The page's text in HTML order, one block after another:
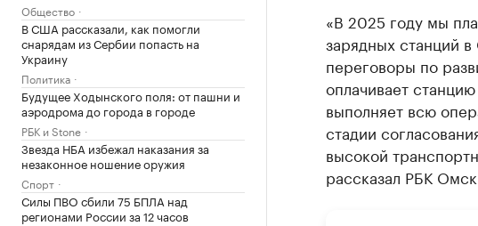
Общество
В США рассказали, как помогли
снарядам из Сербии попасть на
Украину
Политика
Будущее Ходынского поля: от пашни и
аэродрома до города в городе
РБК и Stone
Звезда НБА избежал наказания за
незаконное ношение оружия
Спорт
Силы ПВО сбили 75 БПЛА над
регионами России за 12 часов
«В 2025 году мы
зарядных станций
переговоры по
оплачивает
выполняет всю
стадии
высокой
рассказал РБК